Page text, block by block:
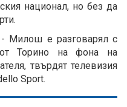
национал, но без да
Милош е разговарял с
от Торино на фона на
твърдят телевизия
Sport.